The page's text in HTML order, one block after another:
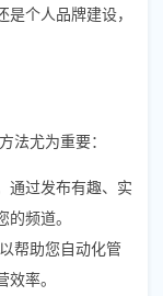
个人品牌建设，
法尤为重要：
通过发布有趣、实
频道。
帮助您自动化管
率。